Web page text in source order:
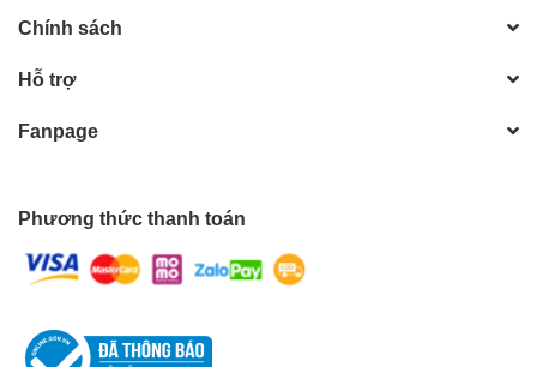
Lợi ích thực tế
Không gián đoạn công việc
Không giống như máy in laser hay in phun, Epson LQ-350 có chi
phí vận hành cực kỳ thấp.
Những yếu tố giúp tiết kiệm
Chính sách
Hỗ trợ
Fanpage
Phương thức thanh toán